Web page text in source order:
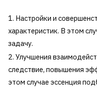
1. Настройки и
характеристик. В этом
задачу.
2. Улучшения
следствие, повышения
этом случае эссенция